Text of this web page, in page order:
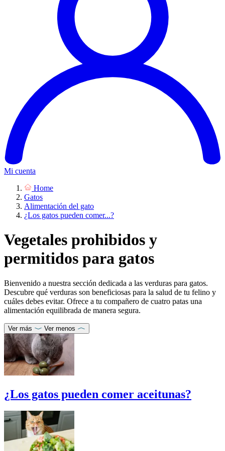
Mi cuenta
Home
Gatos
Alimentación del gato
¿Los gatos pueden comer...?
Vegetales prohibidos y
permitidos para gatos
Bienvenido a nuestra sección dedicada a las verduras para gatos.
Descubre qué verduras son beneficiosas para la salud de tu felino y
cuáles debes evitar. Ofrece a tu compañero de cuatro patas una
alimentación equilibrada de manera segura.
Ver más Ver menos
¿Los gatos pueden comer aceitunas?